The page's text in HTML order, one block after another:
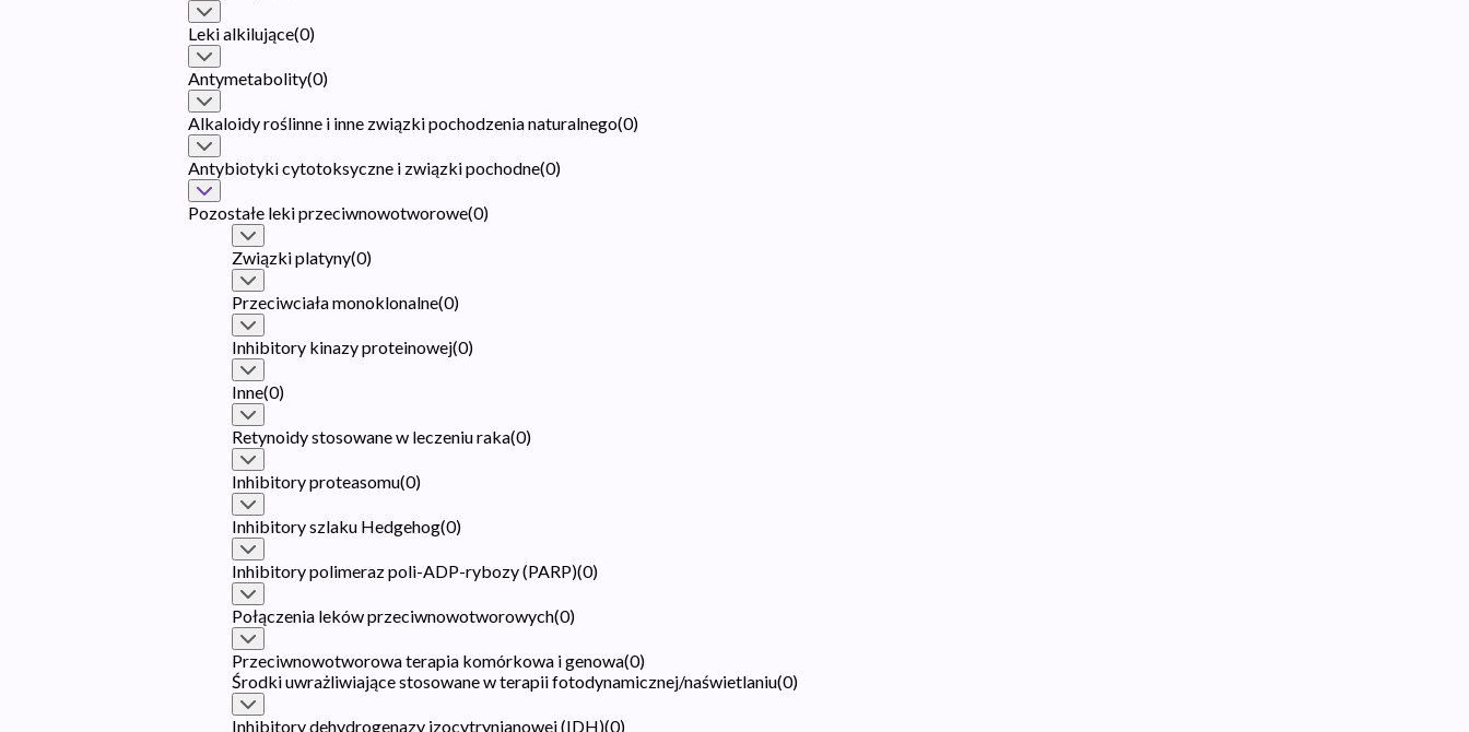
Leki alkilujące(0)
Antymetabolity(0)
Alkaloidy roślinne i inne związki pochodzenia naturalnego(0)
Antybiotyki cytotoksyczne i związki pochodne(0)
Pozostałe leki przeciwnowotworowe(0)
Związki platyny(0)
Przeciwciała monoklonalne(0)
Inhibitory kinazy proteinowej(0)
Inne(0)
Retynoidy stosowane w leczeniu raka(0)
Inhibitory proteasomu(0)
Inhibitory szlaku Hedgehog(0)
Inhibitory polimeraz poli-ADP-rybozy (PARP)(0)
Połączenia leków przeciwnowotworowych(0)
Przeciwnowotworowa terapia komórkowa i genowa(0)
Środki uwrażliwiające stosowane w terapii fotodynamicznej/naświetlaniu(0)
Inhibitory dehydrogenazy izocytrynianowej (IDH)(0)